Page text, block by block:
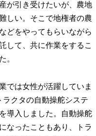
が引き受けたいが、農地
しい。そこで地権者の農
どをやってもらいながら
して、共に作業をするこ
。
では女性が活躍していま
ラクタの自動操舵システ
導入しました。自動操舵
なったこともあり、トラ